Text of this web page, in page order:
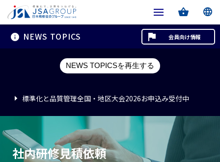
NEWS TOPICS
NEWS TOPICSを再生する
標準化と品質管理全国・地区大会2026お申込み受付中
標準化と品質管理全国・地区大会2026お申込み受付中
標準化と品質管理全国・地区大会2026お申込み受付中
会員向け情報
社内研修見積依頼